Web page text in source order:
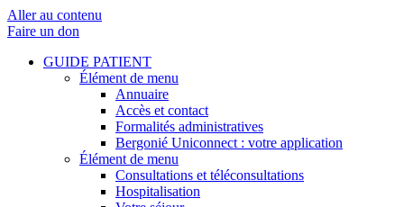
Aller au contenu
Faire un don
GUIDE PATIENT
Élément de menu
Annuaire
Accès et contact
Formalités administratives
Bergonié Uniconnect : votre application
Élément de menu
Consultations et téléconsultations
Hospitalisation